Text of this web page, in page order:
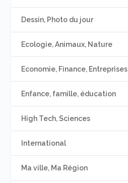
Dessin, Photo du jour
Ecologie, Animaux, Nature
Economie, Finance, Entreprises
Enfance, famille, éducation
High Tech, Sciences
International
Ma ville, Ma Région